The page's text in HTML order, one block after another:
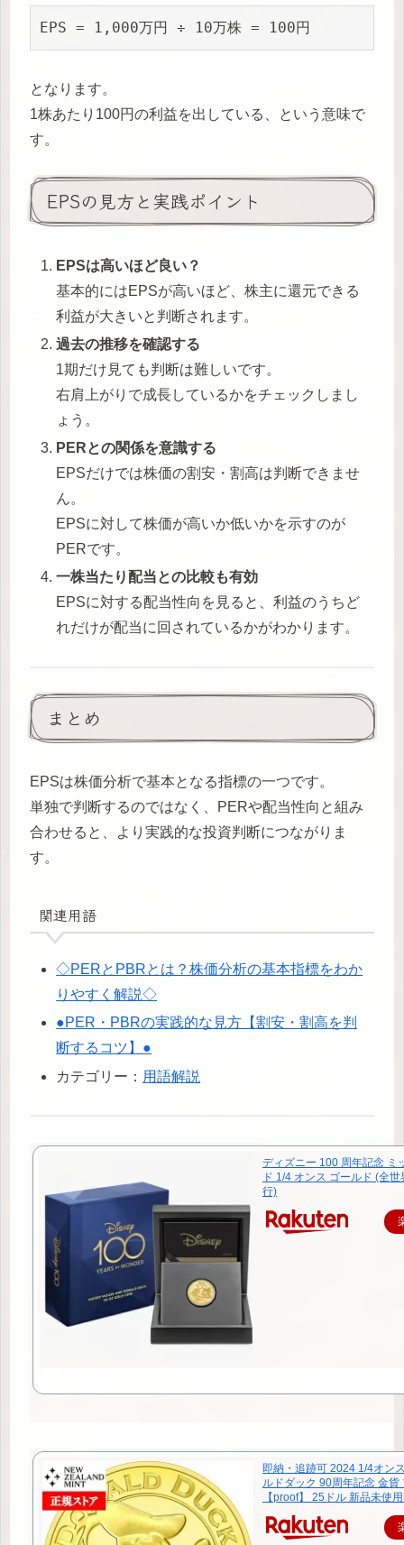
EPS = 1,000万円 ÷ 10万株 = 100円
となります。
1株あたり100円の利益を出している、という意味で
す。
EPSの見方と実践ポイント
EPSは高いほど良い？
基本的にはEPSが高いほど、株主に還元できる
利益が大きいと判断されます。
過去の推移を確認する
1期だけ見ても判断は難しいです。
右肩上がりで成長しているかをチェックしまし
ょう。
PERとの関係を意識する
EPSだけでは株価の割安・割高は判断できませ
ん。
EPSに対して株価が高いか低いかを示すのが
PERです。
一株当たり配当との比較も有効
EPSに対する配当性向を見ると、利益のうちど
れだけが配当に回されているかがわかります。
まとめ
EPSは株価分析で基本となる指標の一つです。
単独で判断するのではなく、PERや配当性向と組み
合わせると、より実践的な投資判断につながりま
す。
関連用語
◇PERとPBRとは？株価分析の基本指標をわか
りやすく解説◇
●PER・PBRの実践的な見方【割安・割高を判
断するコツ】●
カテゴリー： 用語解説
ディズニー 100 周年記念 ミ
ド 1/4 オンス ゴールド (全
行)
即納・追跡可 2024 1/4オン
ルドダック 90周年記念 金貨
【proof】 25ドル 新品未使